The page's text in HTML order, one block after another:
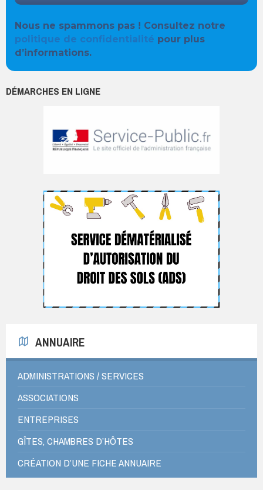
Nous ne spammons pas ! Consultez notre
politique de confidentialité pour plus
d’informations.
DÉMARCHES EN LIGNE
ANNUAIRE
ADMINISTRATIONS / SERVICES
ASSOCIATIONS
ENTREPRISES
GÎTES, CHAMBRES D’HÔTES
CRÉATION D’UNE FICHE ANNUAIRE